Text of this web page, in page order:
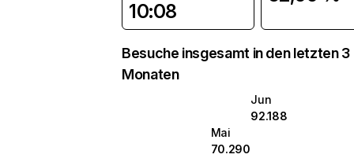
10:08
Besuche insgesamt in den letzten 3
Monaten
Jun
92.188
Mai
70.290